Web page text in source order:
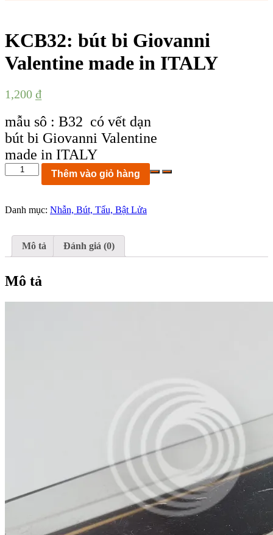
KCB32: bút bi Giovanni
Valentine made in ITALY
1,200 ₫
mẫu sô : B32 có vết dạn
bút bi Giovanni Valentine
made in ITALY
KCB32:
bút
Valentine
ITALY
số
Thêm vào giỏ hàng
Danh mục: Nhẫn, Bút, Tẩu, Bật Lửa
Mô tả Đánh giá (0)
Mô tả